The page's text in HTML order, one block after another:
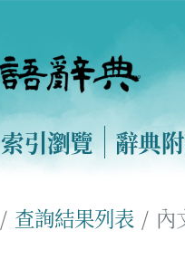
索引瀏覽 辭典
查詢結果列表 內